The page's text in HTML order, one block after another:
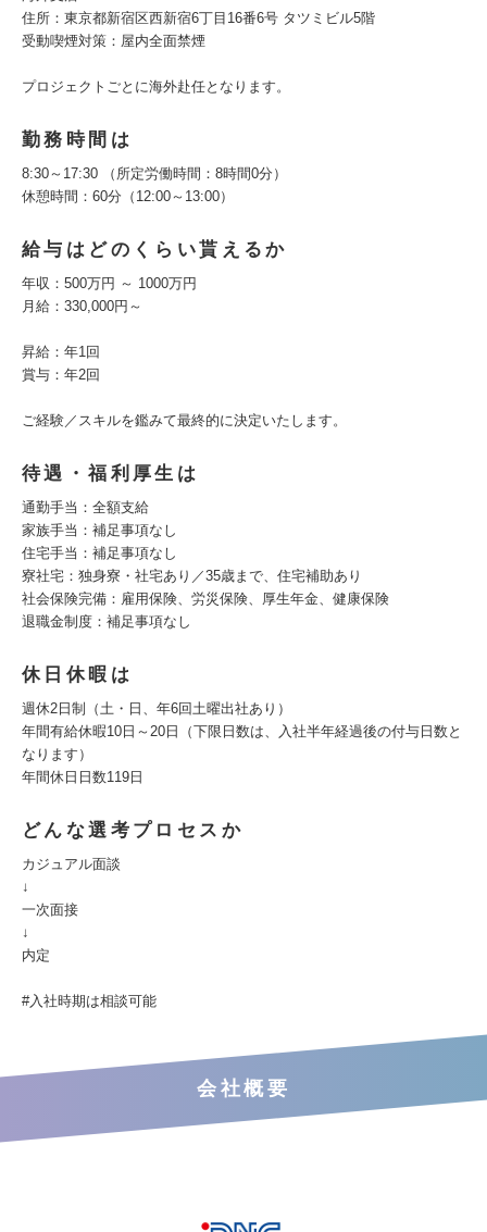
住所：東京都新宿区西新宿6丁目16番6号 タツミビル5階
受動喫煙対策：屋内全面禁煙
プロジェクトごとに海外赴任となります。
勤務時間は
8:30～17:30 （所定労働時間：8時間0分）
休憩時間：60分（12:00～13:00）
給与はどのくらい貰えるか
年収：500万円 ～ 1000万円
月給：330,000円～
昇給：年1回
賞与：年2回
ご経験／スキルを鑑みて最終的に決定いたします。
待遇・福利厚生は
通勤手当：全額支給
家族手当：補足事項なし
住宅手当：補足事項なし
寮社宅：独身寮・社宅あり／35歳まで、住宅補助あり
社会保険完備：雇用保険、労災保険、厚生年金、健康保険
退職金制度：補足事項なし
休日休暇は
週休2日制（土・日、年6回土曜出社あり）
年間有給休暇10日～20日（下限日数は、入社半年経過後の付与日数と
なります）
年間休日日数119日
どんな選考プロセスか
カジュアル面談
↓
一次面接
↓
内定
#入社時期は相談可能
会社概要